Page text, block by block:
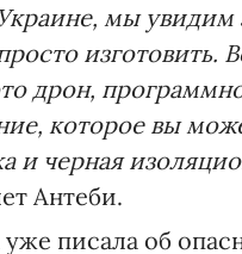
мы увидим
изготовить.
дрон,
которое вы
и черная
Антеби.
уже писала об